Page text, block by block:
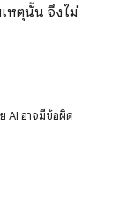
หตุนั้น จึงไม่
AI อาจมีข้อผิด